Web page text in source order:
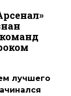
лучшего